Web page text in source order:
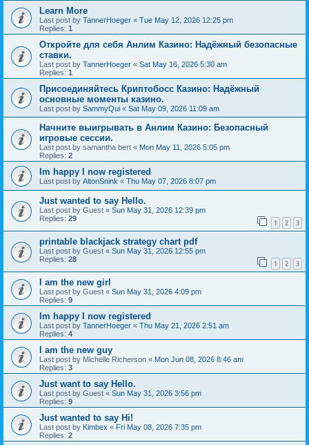
Learn More
Last post by TannerHoeger « Tue May 12, 2026 12:25 pm
Replies: 1
Откройте для себя Анлим Казино: Надёжный безопасные
ставки.
Last post by TannerHoeger « Sat May 16, 2026 5:30 am
Replies: 1
Присоединяйтесь Криптобосс Казино: Надёжный
основные моменты казино.
Last post by SammyQui « Sat May 09, 2026 11:09 am
Начните выигрывать в Анлим Казино: Безопасный
игровые сессии.
Last post by samantha bert « Mon May 11, 2026 5:05 pm
Replies: 2
Im happy I now registered
Last post by AltonSnink « Thu May 07, 2026 8:07 pm
Just wanted to say Hello.
Last post by Guest « Sun May 31, 2026 12:39 pm
Replies: 29 1 2 3
printable blackjack strategy chart pdf
Last post by Guest « Sun May 31, 2026 12:55 pm
Replies: 28 1 2 3
I am the new girl
Last post by Guest « Sun May 31, 2026 4:09 pm
Replies: 9
Im happy I now registered
Last post by TannerHoeger « Thu May 21, 2026 2:51 am
Replies: 4
I am the new guy
Last post by Michelle Richerson « Mon Jun 08, 2026 8:46 am
Replies: 3
Just want to say Hello.
Last post by Guest « Sun May 31, 2026 3:56 pm
Replies: 9
Just wanted to say Hi!
Last post by Kimbex « Fri May 08, 2026 7:35 pm
Replies: 2